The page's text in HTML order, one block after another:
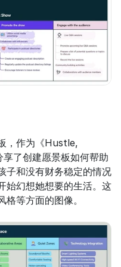
，作为《Hustle,
了创建愿景板如何帮助
子和没有财务稳定的情况
始幻想她想要的生活。这
等方面的图像。